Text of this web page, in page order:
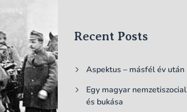
Recent Posts
Aspektus – másfél év után
Egy magyar
és bukása